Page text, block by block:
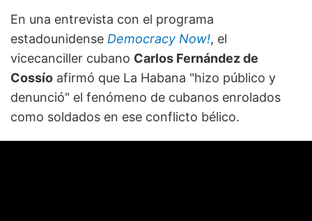
En una entrevista con el programa
estadounidense Democracy Now!, el
vicecanciller cubano Carlos Fernández de
Cossío afirmó que La Habana "hizo público y
denunció" el fenómeno de cubanos enrolados
como soldados en ese conflicto bélico.